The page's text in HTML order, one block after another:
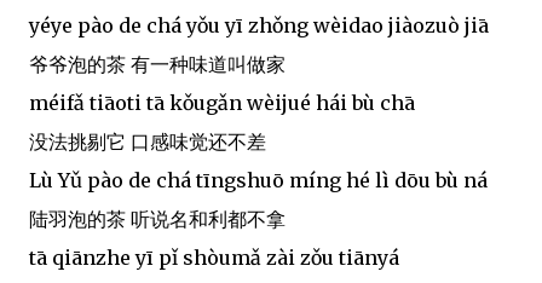
yéye pào de chá yǒu yī zhǒng wèidao jiàozuò jiā
爷爷泡的茶 有一种味道叫做家
méifǎ tiāoti tā kǒugǎn wèijué hái bù chā
没法挑剔它 口感味觉还不差
Lù Yǔ pào de chá tīngshuō míng hé lì dōu bù ná
陆羽泡的茶 听说名和利都不拿
tā qiānzhe yī pǐ shòumǎ zài zǒu tiānyá